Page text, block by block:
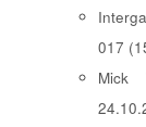
017
Mick